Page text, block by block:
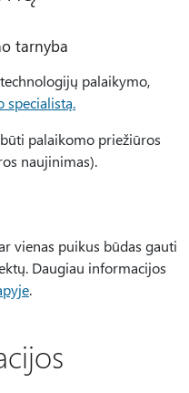
tarnyba
palaikymo,
specialistą.
palaikomo priežiūros
naujinimas).
vienas puikus būdas gauti
Daugiau informacijos
.